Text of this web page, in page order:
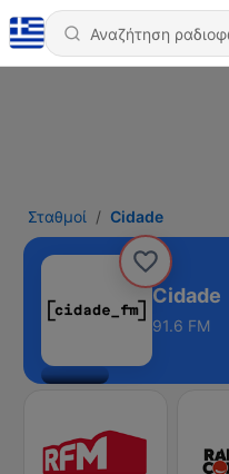
Σταθμοί Cidade
Cidade
91.6 FM